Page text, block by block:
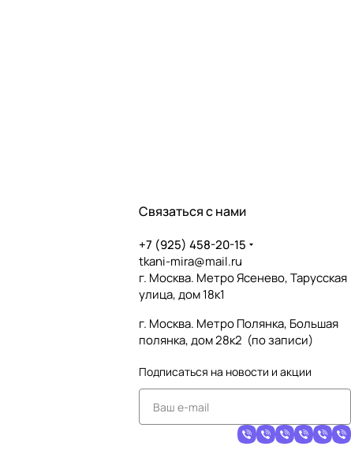
Связаться с нами
+7 (925) 458-20-15
tkani-mira@mail.ru
г. Москва. Метро Ясенево, Тарусская
улица, дом 18к1
г. Москва. Метро Полянка, Большая
полянка, дом 28к2 (по записи)
Подписаться на новости и акции